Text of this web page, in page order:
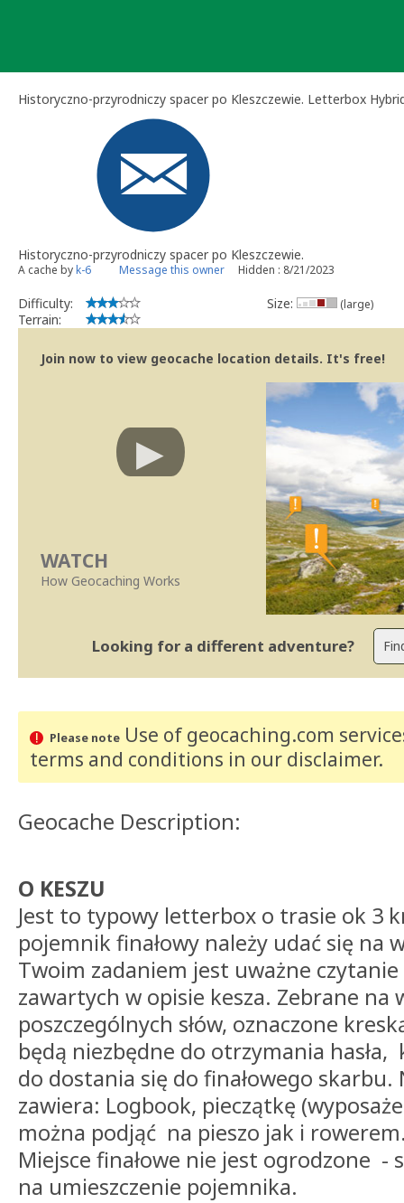
Historyczno-przyrodniczy spacer po Kleszczewie. Letterbox
Historyczno-przyrodniczy spacer po Kleszczewie.
A cache byk-6 Message this owner Hidden : 8/21/2023
Difficulty:
Terrain:
Size: (large)
Join now to view geocache location details. It's free!
WATCH
How Geocaching Works
Looking for a different adventure?
Please noteUse of geocaching.com
terms and conditions in our disclaimer.
Geocache Description:
O KESZU
Jest to typowy letterbox o trasie ok 3
pojemnik finałowy należy udać się na
Twoim zadaniem jest uważne
zawartych w opisie kesza. Zebrane na
poszczególnych słów, oznaczone
będą niezbędne do otrzymania
do dostania się do finałowego
zawiera: Logbook, pieczątkę
można podjąć na pieszo jak i
Miejsce finałowe nie jest ogrodzone -
na umieszczenie pojemnika.